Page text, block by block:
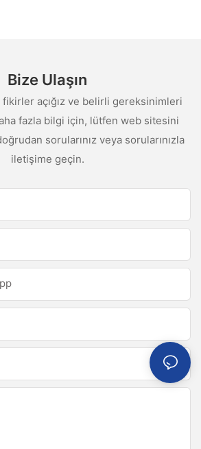
Bize Ulaşın
fikirler açığız ve belirli gereksinimleri
fazla bilgi için, lütfen web sitesini
sorularınız veya sorularınızla
iletişime geçin.